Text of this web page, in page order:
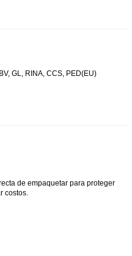
GL, RINA, CCS, PED(EU)
de empaquetar para proteger
costos.